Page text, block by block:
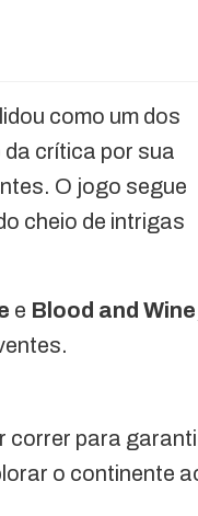
como um dos
crítica por sua
O jogo segue
cheio de intrigas
e Blood and Wine
correr para
o continente